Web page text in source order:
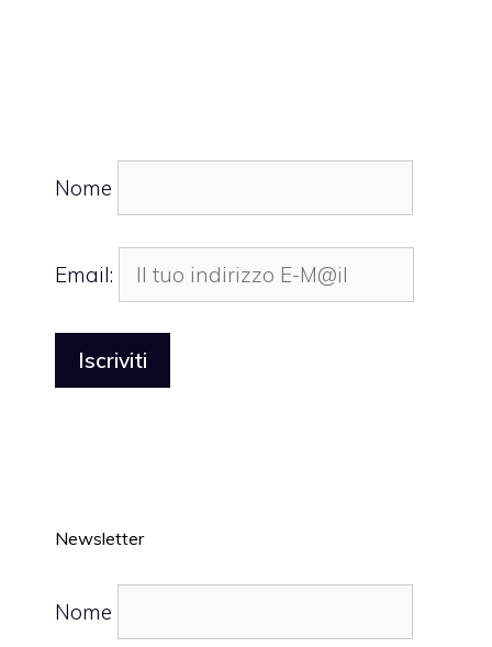
Nome
Email:
Newsletter
Nome